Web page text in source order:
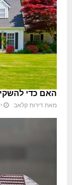
האם כדי
מאת דירות קלאב